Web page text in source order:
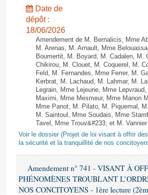
Date de
dépôt :
18/06/2026
Amendement de M. Bernalicis, Mme
M. Arenas, M. Arnault, Mme
Boumertit, M. Boyard, M. Cadalen, M.
Chikirou, M. Clouet, M. Coquerel, M.
Feld, M. Fernandes, Mme Ferrer, M.
Kerbrat, M. Lachaud, M. Lahmar, M.
Legrain, Mme Lejeune, Mme
Maximi, Mme Mesmeur, Mme Manon
Mme Panot, M. Pilato, M. Piquemal,
M. Saintoul, Mme Soudais, Mme
Tavel, Mme Trouv&#233; et M.
Voir le dossier (Projet de loi visant à offrir
la sécurité et la tranquillité de nos
Amendement n° 741 - VISANT À
PHÉNOMÈNES TROUBLANT
NOS CONCITOYENS - 1ère lecture